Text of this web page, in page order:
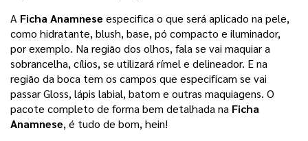
A Ficha Anamnese especifica o que será aplicado na pele,
como hidratante, blush, base, pó compacto e iluminador,
por exemplo. Na região dos olhos, fala se vai maquiar a
sobrancelha, cílios, se utilizará rímel e delineador. E na
região da boca tem os campos que especificam se vai
passar Gloss, lápis labial, batom e outras maquiagens. O
pacote completo de forma bem detalhada na Ficha
Anamnese, é tudo de bom, hein!